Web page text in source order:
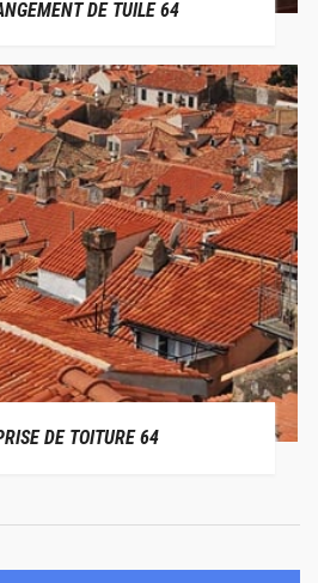
DE TUILE 64
DE TOITURE 64